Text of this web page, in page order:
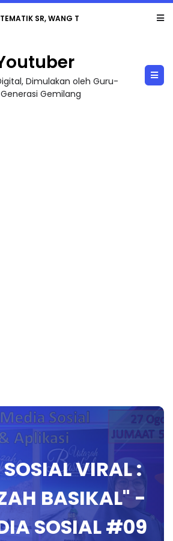
4
Dimulakan oleh Guru-
Gemilang
VIRAL :
BASIKAL" -
SOSIAL #09